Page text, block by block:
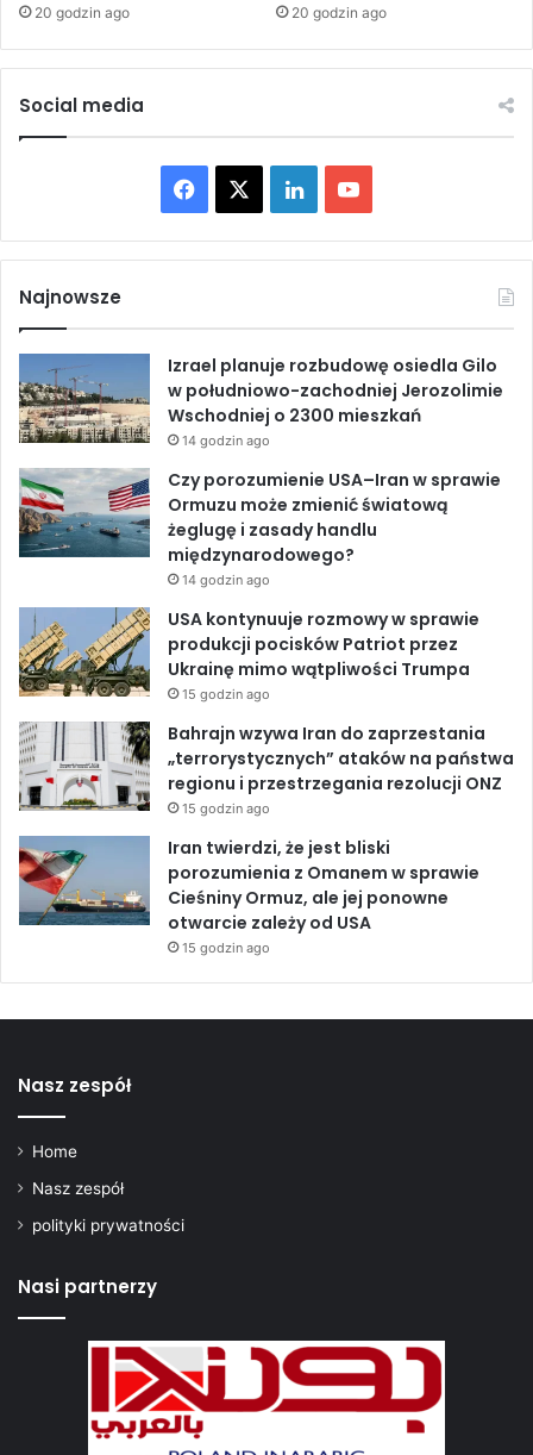
j
s
i
e
n
i
g
b
i
n
t
u
y
a
a
c
n
i
m
r
e
g
u
i
p
r
z
u
j
„
D
e
k
l
a
a
ę
o
j
s
20 godzin ago 20 godzin ago
Social media
a
e
b
o
o
k
L
i
k
e
d
I
n
o
T
u
b
e
Najnowsze
Izrael planuje rozbudowę osiedla Gilo
w południowo-zachodniej Jerozolimie
Wschodniej o 2300 mieszkań
14 godzin ago
Czy porozumienie USA–Iran w sprawie
Ormuzu może zmienić światową
żeglugę i zasady handlu
międzynarodowego?
14 godzin ago
USA kontynuuje rozmowy w sprawie
produkcji pocisków Patriot przez
Ukrainę mimo wątpliwości Trumpa
15 godzin ago
Bahrajn wzywa Iran do zaprzestania
„terrorystycznych” ataków na państwa
regionu i przestrzegania rezolucji ONZ
15 godzin ago
Iran twierdzi, że jest bliski
porozumienia z Omanem w sprawie
Cieśniny Ormuz, ale jej ponowne
otwarcie zależy od USA
15 godzin ago
Nasz zespół
Home
Nasz zespół
polityki prywatności
Nasi partnerzy